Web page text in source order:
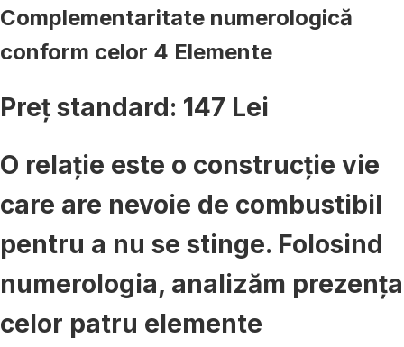
Complementaritate numerologică
conform celor 4 Elemente
Preț standard: 147 Lei
O relație este o construcție vie
care are nevoie de combustibil
pentru a nu se stinge. Folosind
numerologia, analizăm prezența
celor patru elemente